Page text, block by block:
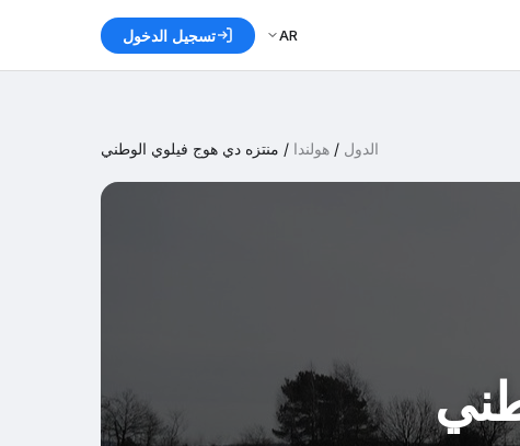
AR تسجيل الدخول
الدول / هولندا / منتزه دي هوج فيلوي الوطني